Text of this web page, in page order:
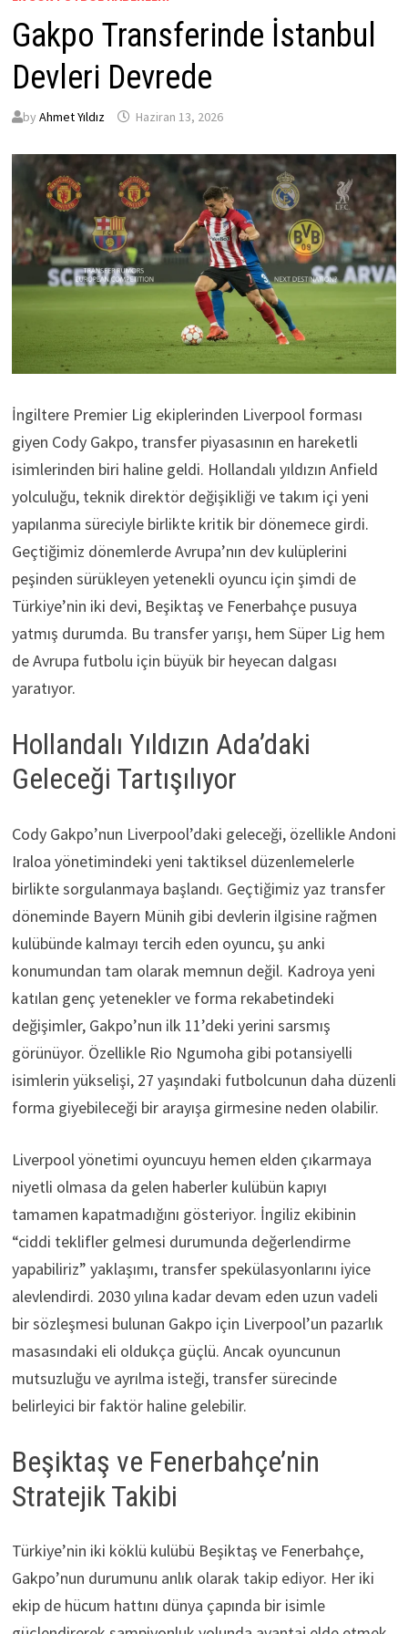
Gakpo Transferinde İstanbul
Devleri Devrede
by Ahmet Yıldız Haziran 13, 2026
İngiltere Premier Lig ekiplerinden Liverpool forması
giyen Cody Gakpo, transfer piyasasının en hareketli
isimlerinden biri haline geldi. Hollandalı yıldızın Anfield
yolculuğu, teknik direktör değişikliği ve takım içi yeni
yapılanma süreciyle birlikte kritik bir dönemece girdi.
Geçtiğimiz dönemlerde Avrupa’nın dev kulüplerini
peşinden sürükleyen yetenekli oyuncu için şimdi de
Türkiye’nin iki devi, Beşiktaş ve Fenerbahçe pusuya
yatmış durumda. Bu transfer yarışı, hem Süper Lig hem
de Avrupa futbolu için büyük bir heyecan dalgası
yaratıyor.
Hollandalı Yıldızın Ada’daki
Geleceği Tartışılıyor
Cody Gakpo’nun Liverpool’daki geleceği, özellikle Andoni
Iraloa yönetimindeki yeni taktiksel düzenlemelerle
birlikte sorgulanmaya başlandı. Geçtiğimiz yaz transfer
döneminde Bayern Münih gibi devlerin ilgisine rağmen
kulübünde kalmayı tercih eden oyuncu, şu anki
konumundan tam olarak memnun değil. Kadroya yeni
katılan genç yetenekler ve forma rekabetindeki
değişimler, Gakpo’nun ilk 11’deki yerini sarsmış
görünüyor. Özellikle Rio Ngumoha gibi potansiyelli
isimlerin yükselişi, 27 yaşındaki futbolcunun daha düzenli
forma giyebileceği bir arayışa girmesine neden olabilir.
Liverpool yönetimi oyuncuyu hemen elden çıkarmaya
niyetli olmasa da gelen haberler kulübün kapıyı
tamamen kapatmadığını gösteriyor. İngiliz ekibinin
“ciddi teklifler gelmesi durumunda değerlendirme
yapabiliriz” yaklaşımı, transfer spekülasyonlarını iyice
alevlendirdi. 2030 yılına kadar devam eden uzun vadeli
bir sözleşmesi bulunan Gakpo için Liverpool’un pazarlık
masasındaki eli oldukça güçlü. Ancak oyuncunun
mutsuzluğu ve ayrılma isteği, transfer sürecinde
belirleyici bir faktör haline gelebilir.
Beşiktaş ve Fenerbahçe’nin
Stratejik Takibi
Türkiye’nin iki köklü kulübü Beşiktaş ve Fenerbahçe,
Gakpo’nun durumunu anlık olarak takip ediyor. Her iki
ekip de hücum hattını dünya çapında bir isimle